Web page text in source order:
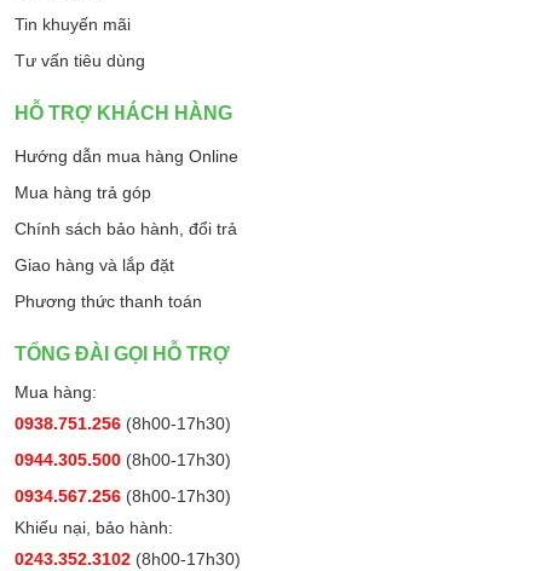
Tin khuyến mãi
Tư vấn tiêu dùng
HỖ TRỢ KHÁCH HÀNG
Hướng dẫn mua hàng Online
Mua hàng trả góp
Chính sách bảo hành, đổi trả
Giao hàng và lắp đặt
Phương thức thanh toán
TỔNG ĐÀI GỌI HỖ TRỢ
Mua hàng:
0938.751.256 (8h00-17h30)
0944.305.500 (8h00-17h30)
0934.567.256 (8h00-17h30)
Khiếu nại, bảo hành:
0243.352.3102 (8h00-17h30)